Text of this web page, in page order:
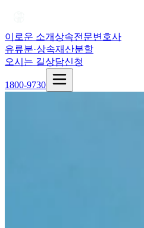
이로운 소개상속전문변호사
유류분·상속재산분할
오시는 길상담신청
1800-9730